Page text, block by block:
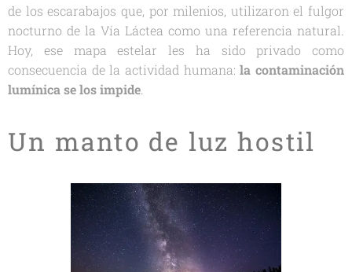
de los escarabajos que, por milenios, utilizaron el fulgor
nocturno de la Vía Láctea como una referencia natural.
Hoy, ese mapa estelar les ha sido privado como
consecuencia de la actividad humana:la contaminación
lumínica se los impide.
Un manto de luz hostil